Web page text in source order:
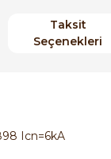
Taksit
Seçenekleri
Icn=6kA